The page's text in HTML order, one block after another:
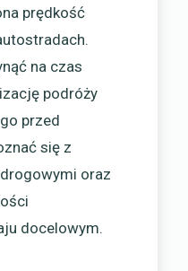
prędkość
na czas
podróży
przed
się z
oraz
docelowym.